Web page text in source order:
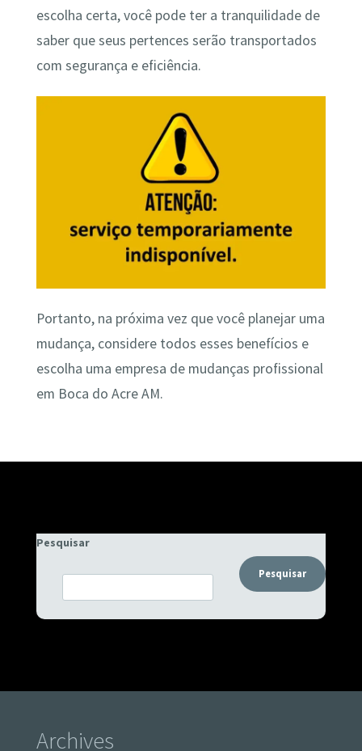
escolha certa, você pode ter a tranquilidade de
saber que seus pertences serão transportados
com segurança e eficiência.
Portanto, na próxima vez que você planejar uma
mudança, considere todos esses benefícios e
escolha uma empresa de mudanças profissional
em Boca do Acre AM.
Pesquisar
Pesquisar
Archives